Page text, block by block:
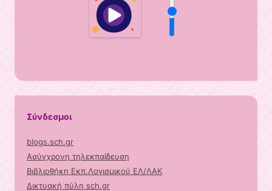
Σύνδεσμοι
blogs.sch.gr
Ασύγχρονη τηλεκπαίδευση
Βιβλιοθήκη Εκπ.Λογισμικού ΕΛ/ΛΑΚ
Δικτυακή πύλη sch.gr